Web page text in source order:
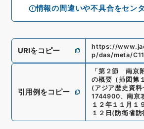
情報の間違いや不具合をセン
URIをコピー
https://
p/das/meta/
引用例をコピー
「 第２節 南京
の概要（挿図第
(アジア歴史資料
1744900、南京
１２年１１月１
１２日 ( 防衛省